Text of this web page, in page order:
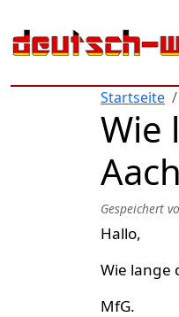
Startseite
Wie
Gespeichert
Hallo,
Wie lange
MfG.